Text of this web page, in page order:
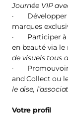
Journée VIP
· Développer
marques
· Participer à
en beauté via
de visuels tous
· Promouvoir
and Collect ou
le dise,
Votre profil